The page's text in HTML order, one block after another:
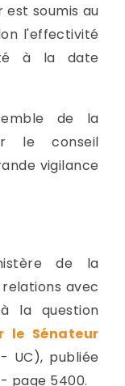
soumis au
l'effectivité
à la date
de la
le conseil
vigilance
de la
avec
la question
le Sénateur
UC), publiée
page 5400.